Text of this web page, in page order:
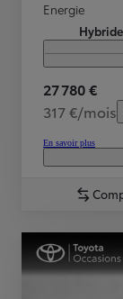
Energie
27 780 €
317 €/mois
En savoir plus